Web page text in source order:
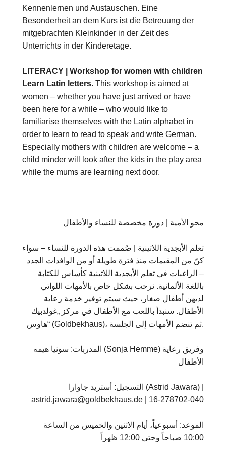
Kennenlernen und Austauschen. Eine
Besonderheit an dem Kurs ist die Betreuung der
mitgebrachten Kleinkinder in der Zeit des
Unterrichts in der Kinderetage.
LITERACY | Workshop for women with children
Learn Latin letters.This workshop is aimed at
women – whether you have just arrived or have
been here for a while – who would like to
familiarise themselves with the Latin alphabet in
order to learn to read to speak and write German.
Especially mothers with children are welcome – a
child minder will look after the kids in the play area
while the mums are learning next door.
محو الأمية | دورة مخصصة للنساء والأطفال
تعلم الأبجدية اللاتينية | صُممت هذه الدورة للنساء – سواء
كنّ من المقيمات منذ فترة طويلة أو من الوافدات الجدد
– الراغبات في تعلم الأبجدية اللاتينية كأساس للكتابة
باللغة الألمانية. نرحب بشكل خاص بالأمهات اللواتي
لديهن أطفال صغار، حيث سيتم توفير خدمة رعاية
الأطفال. سنبدأ باللعب مع الأطفال في مركز „غولدبيك
هاوس“ (Goldbekhaus)، ثم تنضم الأمهات إلى الجلسة.
المدربات: سونيا هيمه (Sonja Hemme) وفريق رعاية
الأطفال
التسجيل: أستريد جاوارا (Astrid Jawara) |
astrid.jawara@goldbekhaus.de | 16-278702-040
الموعد: أسبوعياً، أيام الاثنين والخميس من الساعة
10:00 صباحاً وحتى 12:00 ظهراً